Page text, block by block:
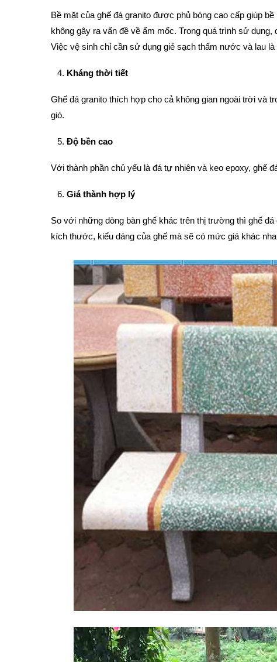
Bề mặt của ghế đá granito được phủ bóng cao cấp giúp
không gây ra vấn đề về ẩm mốc. Trong quá trình sử
Việc vệ sinh chỉ cần sử dụng giẻ sạch thấm nước và lau
Kháng thời tiết
Ghế đá granito thích hợp cho cả không gian ngoài trời và
gió.
Độ bền cao
Với thành phần chủ yếu là đá tự nhiên và keo epoxy, ghế
Giá thành hợp lý
So với những dòng bàn ghế khác trên thị trường thì ghế
kích thước, kiểu dáng của ghế mà sẽ có mức giá khác